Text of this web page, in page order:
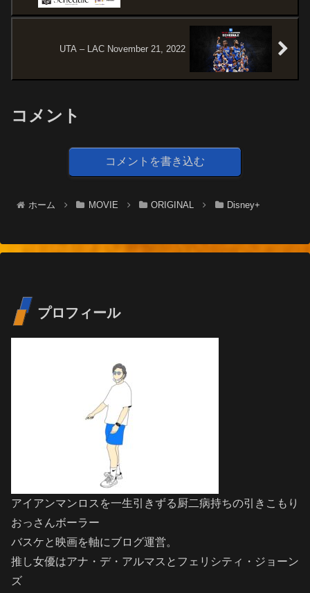
UTA – LAC November 21, 2022
コメント
コメントを書き込む
ホーム MOVIE ORIGINAL Disney+
プロフィール
アイアンマンロスを一生引きずる厨二病持ちの引きこもり
おっさんボーラー
バスケと映画を軸にブログ運営。
推し女優はアナ・デ・アルマスとフェリシティ・ジョーン
ズ